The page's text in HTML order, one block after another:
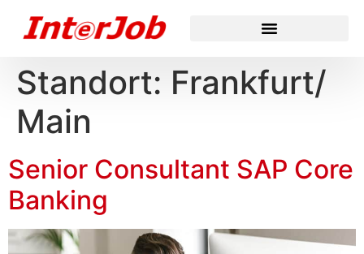
Standort: Frankfurt/
Main
Senior Consultant SAP Core
Banking